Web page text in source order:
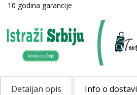
10 godina garancije
Detaljan opis Info o dostavi